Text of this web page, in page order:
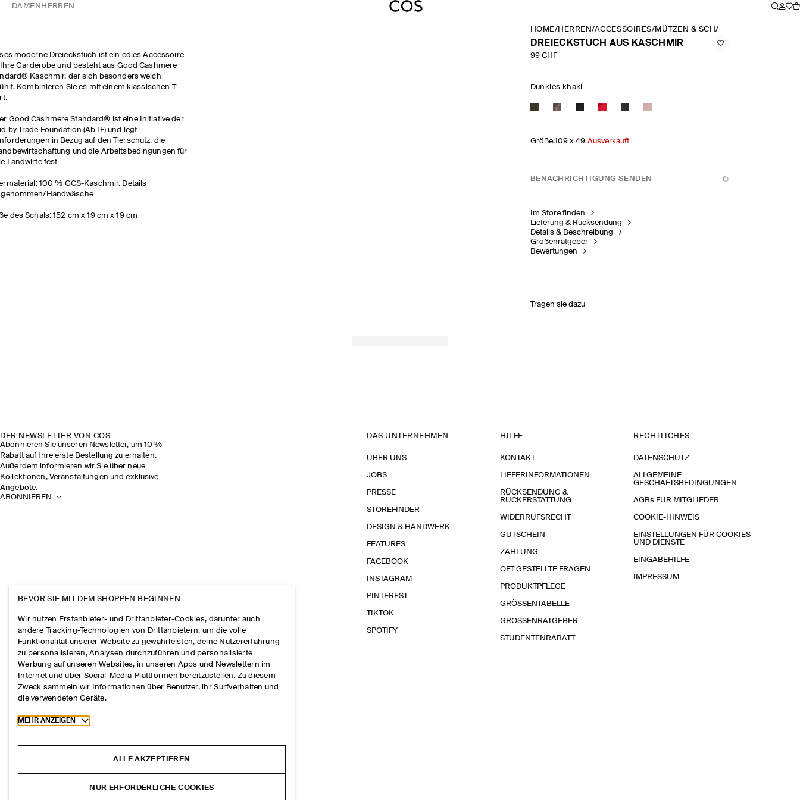
DAMEN HERREN
moderne Dreieckstuch ist ein edles Accessoire
Garderobe und besteht aus Good Cashmere
Kaschmir, der sich besonders weich
Kombinieren Sie es mit einem klassischen T-
Good Cashmere Standard® ist eine Initiative der
by Trade Foundation (AbTF) und legt
in Bezug auf den Tierschutz, die
und die Arbeitsbedingungen für
Landwirte fest
100 % GCS-Kaschmir. Details
Handwäsche
des Schals: 152 cm x 19 cm x 19 cm
HOME/HERREN/ACCESSOIRES/MÜTZEN & SCHALS
DREIECKSTUCH AUS KASCHMIR
99 CHF
Dunkles khaki
Größe:109 x 49 Ausverkauft
BENACHRICHTIGUNG SENDEN
Im Store finden
Lieferung & Rücksendung
Details & Beschreibung
Größenratgeber
Bewertungen
Tragen sie dazu
DER NEWSLETTER VON COS
Abonnieren Sie unseren Newsletter, um 10 %
Rabatt auf Ihre erste Bestellung zu erhalten.
Außerdem informieren wir Sie über neue
Kollektionen, Veranstaltungen und exklusive
Angebote.
ABONNIEREN
DAS UNTERNEHMEN
ÜBER UNS
JOBS
PRESSE
STOREFINDER
DESIGN & HANDWERK
FEATURES
FACEBOOK
INSTAGRAM
PINTEREST
TIKTOK
SPOTIFY
HILFE
KONTAKT
LIEFERINFORMATIONEN
RÜCKSENDUNG &
RÜCKERSTATTUNG
WIDERRUFSRECHT
GUTSCHEIN
ZAHLUNG
OFT GESTELLTE FRAGEN
PRODUKTPFLEGE
GRÖSSENTABELLE
GRÖSSENRATGEBER
STUDENTENRABATT
RECHTLICHES
DATENSCHUTZ
ALLGEMEINE
GESCHÄFTSBEDINGUNGEN
AGBs FÜR MITGLIEDER
COOKIE-HINWEIS
EINSTELLUNGEN FÜR COOKIES
UND DIENSTE
EINGABEHILFE
IMPRESSUM
BEVOR SIE MIT DEM SHOPPEN BEGINNEN
Wir nutzen Erstanbieter- und Drittanbieter-Cookies, darunter auch
andere Tracking-Technologien von Drittanbietern, um die volle
Funktionalität unserer Website zu gewährleisten, deine Nutzererfahrung
zu personalisieren, Analysen durchzuführen und personalisierte
Werbung auf unseren Websites, in unseren Apps und Newslettern im
Internet und über Social-Media-Plattformen bereitzustellen. Zu diesem
Zweck sammeln wir Informationen über Benutzer, ihr Surfverhalten und
die verwendeten Geräte.
Toggle more cookie information
MEHR ANZEIGEN
ALLE AKZEPTIEREN
NUR ERFORDERLICHE COOKIES